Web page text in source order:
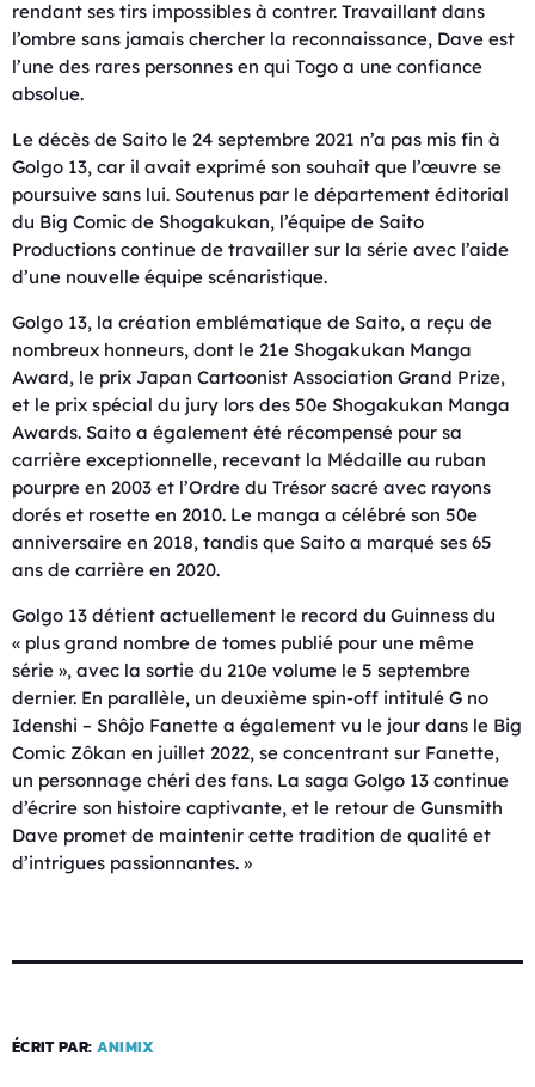
rendant ses tirs impossibles à contrer. Travaillant dans
l’ombre sans jamais chercher la reconnaissance, Dave est
l’une des rares personnes en qui Togo a une confiance
absolue.
Le décès de Saito le 24 septembre 2021 n’a pas mis fin à
Golgo 13, car il avait exprimé son souhait que l’œuvre se
poursuive sans lui. Soutenus par le département éditorial
du Big Comic de Shogakukan, l’équipe de Saito
Productions continue de travailler sur la série avec l’aide
d’une nouvelle équipe scénaristique.
Golgo 13, la création emblématique de Saito, a reçu de
nombreux honneurs, dont le 21e Shogakukan Manga
Award, le prix Japan Cartoonist Association Grand Prize,
et le prix spécial du jury lors des 50e Shogakukan Manga
Awards. Saito a également été récompensé pour sa
carrière exceptionnelle, recevant la Médaille au ruban
pourpre en 2003 et l’Ordre du Trésor sacré avec rayons
dorés et rosette en 2010. Le manga a célébré son 50e
anniversaire en 2018, tandis que Saito a marqué ses 65
ans de carrière en 2020.
Golgo 13 détient actuellement le record du Guinness du
« plus grand nombre de tomes publié pour une même
série », avec la sortie du 210e volume le 5 septembre
dernier. En parallèle, un deuxième spin-off intitulé G no
Idenshi – Shôjo Fanette a également vu le jour dans le Big
Comic Zôkan en juillet 2022, se concentrant sur Fanette,
un personnage chéri des fans. La saga Golgo 13 continue
d’écrire son histoire captivante, et le retour de Gunsmith
Dave promet de maintenir cette tradition de qualité et
d’intrigues passionnantes. »
ÉCRIT PAR: ANIMIX